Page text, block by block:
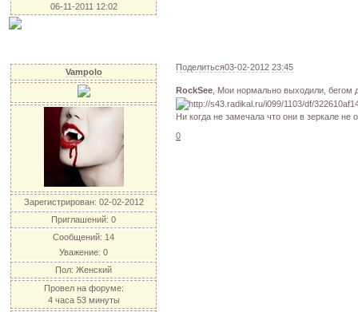
06-11-2011 12:02
Поделиться03-02-2012 23:45
Vampolo
Зарегистрирован: 02-02-2012
Приглашений: 0
Сообщений: 14
Уважение: 0
Пол: Женский
Провел на форуме:
4 часа 53 минуты
RockSee , Мои нормально выходили,
Ни когда не замечала что они в зеркале не
0